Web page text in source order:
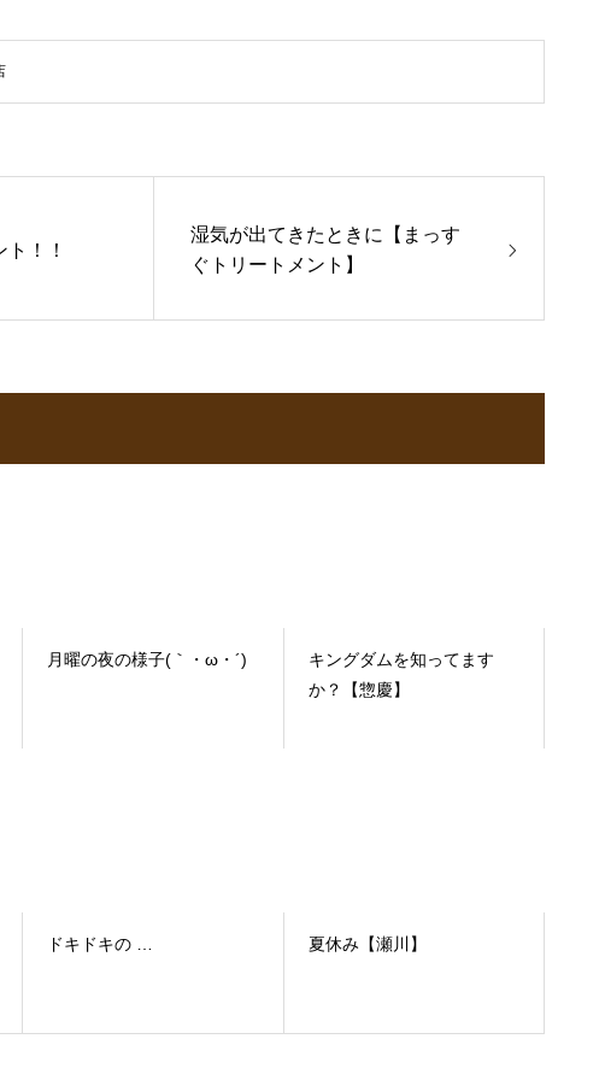
！！
湿気が出てきたときに【まっす
ぐトリートメント】
月曜の夜の様子(｀・ω・´)
キングダムを知ってます
か？【惣慶】
ドキドキの … 夏休み【瀬川】